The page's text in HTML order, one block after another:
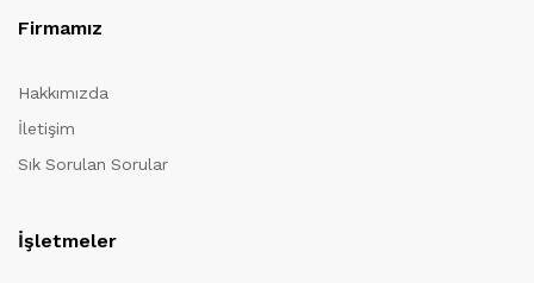
Firmamız
Hakkımızda
İletişim
Sık Sorulan Sorular
İşletmeler